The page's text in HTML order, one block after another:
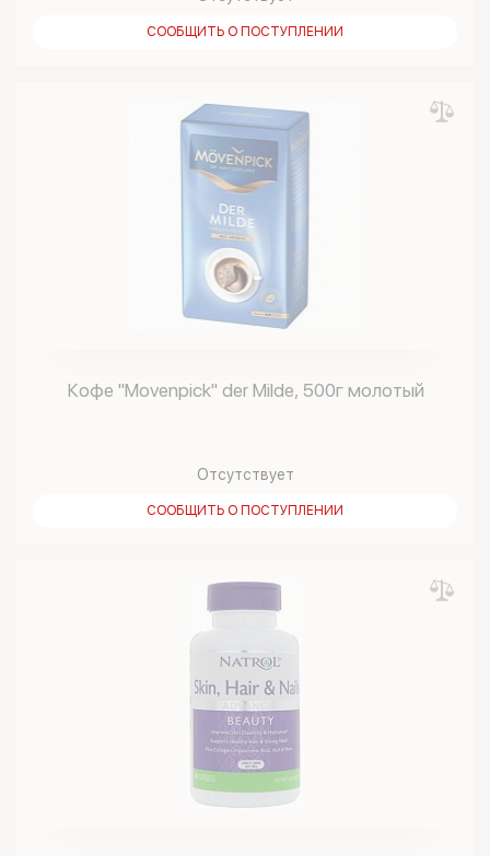
СООБЩИТЬ О ПОСТУПЛЕНИИ
Кофе "Movenpick" der Milde, 500г молотый
Отсутствует
СООБЩИТЬ О ПОСТУПЛЕНИИ